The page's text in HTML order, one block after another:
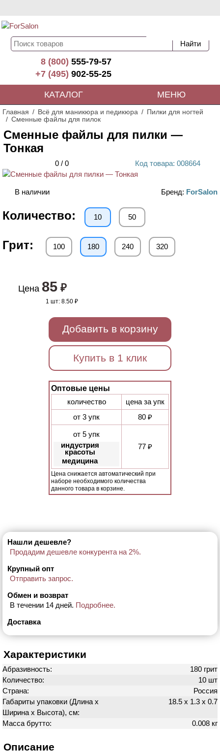
8 (800)555-79-57
+7 (495)902-55-25
КАТАЛОГ МЕНЮ
Главная Всё для маникюра и педикюра
Пилки для ногтей
Сменные файлы для пилок
Сменные файлы для пилки —
Тонкая
0 / 0 Код товара: 008664
В наличии Бренд: ForSalon
Количество: 10 50
Грит: 100 180 240 320
Цена 85₽
1 шт:8.50 ₽
Добавить в корзину
Купить в 1 клик
Оптовые цены
количество
цена за упк
от 3 упк
80 ₽
от 5 упк
индустрия
красоты
медицина
77 ₽
Цена снижается автоматический при
наборе необходимого количества
данного товара в корзине.
Нашли дешевле?
Продадим дешевле конкурента на 2%.
Крупный опт
Отправить запрос.
Обмен и возврат
В течении 14 дней. Подробнее.
Доставка
Характеристики
Абразивность:
180 грит
Количество:
10 шт
Страна:
Россия
Габариты упаковки (Длина х
Ширина х Высота), см:
18.5 х 1.3 х 0.7
Масса брутто: 0.008 кг
Описание